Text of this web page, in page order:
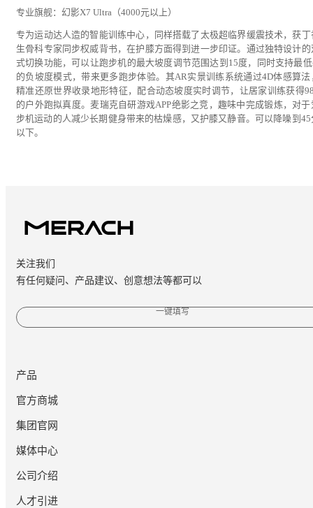
专业旗舰：幻影X7 Ultra（4000元以上）
专为运动达人造的智能训练中心，同样搭载了太极超临界缓震技术，获丁
生骨科专家同步权威背书，在护膝方面得到进一步印证。通过独特设计的
式切换功能，可以让跑步机的最大坡度调节范围达到15度，同时支持最
的负坡度模式，带来更多跑步体验。其AR实景训练系统通过4D体感算法
精准还原世界收录地形特征，配合动态坡度实时调节，让居家训练获得
的户外跑拟真度。麦瑞克自研游戏APP绝影之竞，趣味中完成锻炼，对于
步机运动的人减少长期健身带来的枯燥感，又护膝又静音。可以降噪到45
以下。
关注我们
有任何疑问、产品建议、创意想法等都可以
一键填写
产品
官方商城
集团官网
媒体中心
公司介绍
人才引进